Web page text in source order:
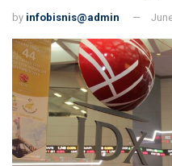
by infobisnis@admin